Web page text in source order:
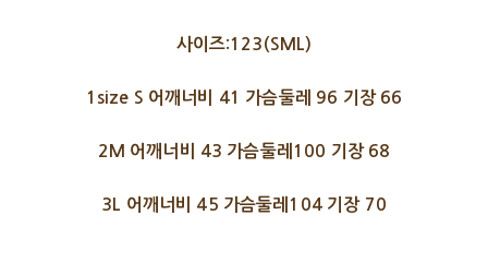
사이즈:123(SML)
1size S 어깨너비 41 가슴둘레 96 기장 66
2M 어깨너비 43 가슴둘레100 기장 68
3L 어깨너비 45 가슴둘레104 기장 70